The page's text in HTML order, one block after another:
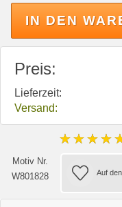
IN DEN
Preis:
Lieferzeit:
Versand:
Motiv Nr.
W801828